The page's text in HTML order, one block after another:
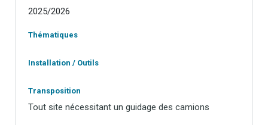
2025/2026
Thématiques
Installation / Outils
Transposition
Tout site nécessitant un guidage des camions